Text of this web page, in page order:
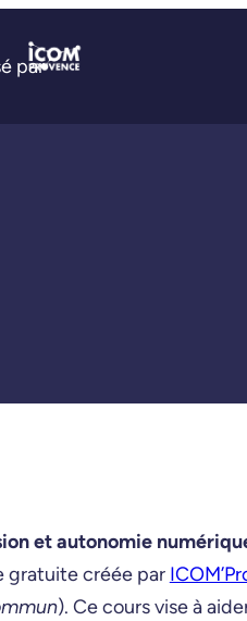
par
et autonomie
gratuite créée par
). Ce cours vise à